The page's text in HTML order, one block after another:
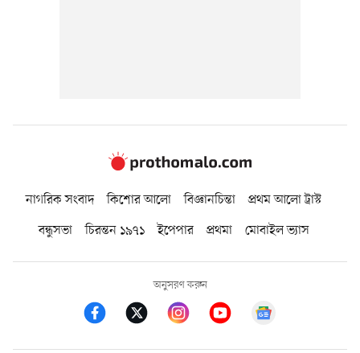
নাগরিক সংবাদ কিশোর আলো বিজ্ঞানচিন্তা
প্রথম আলো ট্রাস্ট
বন্ধুসভা
চিরন্তন ১৯৭১ ইপেপার প্রথমা মোবাইল ভ্যাস
অনুসরণ করুন